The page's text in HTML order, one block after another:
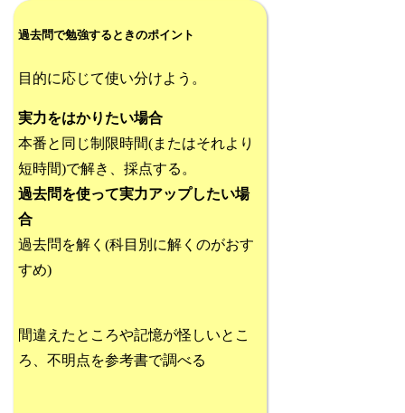
過去問で勉強するときのポイント
目的に応じて使い分けよう。
実力をはかりたい場合
本番と同じ制限時間(またはそれより
短時間)で解き、採点する。
過去問を使って実力アップしたい場
合
過去問を解く(科目別に解くのがおす
すめ)
間違えたところや記憶が怪しいとこ
ろ、不明点を参考書で調べる